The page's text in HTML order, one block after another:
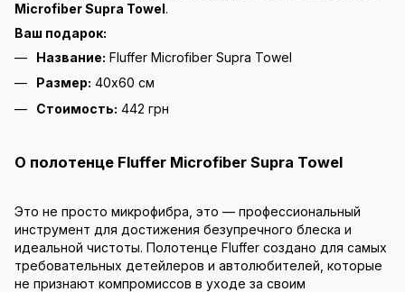
Microfiber Supra Towel.
Ваш подарок:
Название: Fluffer Microfiber Supra Towel
Размер: 40х60 см
Стоимость: 442 грн
О полотенце Fluffer Microfiber Supra Towel
Это не просто микрофибра, это — профессиональный
инструмент для достижения безупречного блеска и
идеальной чистоты. Полотенце Fluffer создано для самых
требовательных детейлеров и автолюбителей, которые
не признают компромиссов в уходе за своим